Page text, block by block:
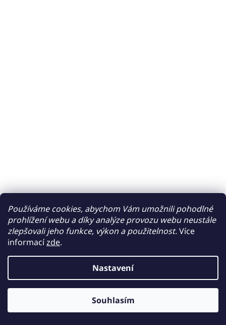
Používáme cookies, abychom Vám umožnili pohodlné
prohlížení webu a díky analýze provozu webu neustále
zlepšovali jeho funkce, výkon a použitelnost.Více
informacízde.
Nastavení
Souhlasím